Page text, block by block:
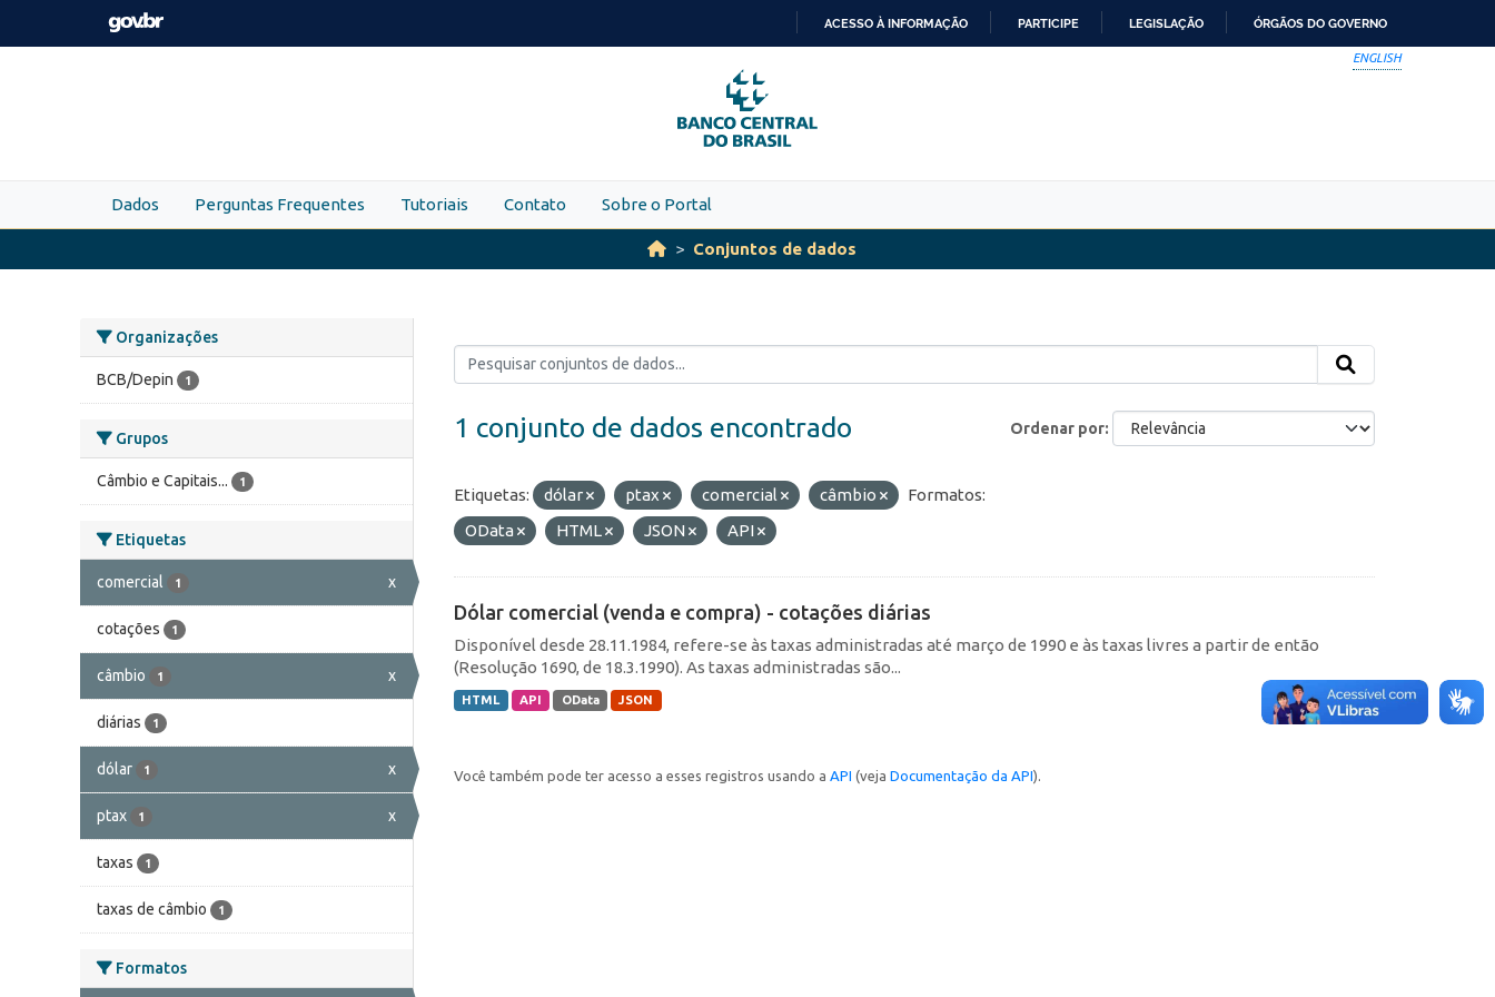
Skip to main content
PARA
O
CONTEÚDO
ACESSO À INFORMAÇÃO PARTICIPE LEGISLAÇÃO ÓRGÃOS DO GOVERNO
ENGLISH
Dados Perguntas Frequentes Tutoriais Contato Sobre o Portal
Conjuntos de dados
Organizações
BCB/Depin 1
Grupos
Câmbio e Capitais... 1
Etiquetas
comercial 1 x
cotações 1
câmbio 1 x
diárias 1
dólar 1 x
ptax 1 x
taxas 1
taxas de câmbio 1
Formatos
Ordenar por
1 conjunto de dados encontrado
Etiquetas: dólar ptax comercial câmbio
Formatos:
OData
HTML JSON API
Dólar comercial (venda e compra) - cotações diárias
Disponível desde 28.11.1984, refere-se às taxas administradas até março de 1990 e às taxas livres a partir de então
(Resolução 1690, de 18.3.1990). As taxas administradas são...
HTML API OData JSON
Você também pode ter acesso a esses registros usando a API (veja Documentação da API).